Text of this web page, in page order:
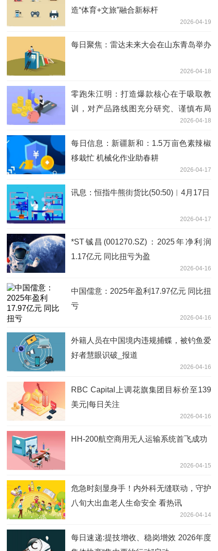
造“体育+文旅”融合新标杆
2026-04-19
每日聚焦：雷达未来大会在山东青岛举办
2026-04-18
零跑朱江明：打造爆款核心在于吸取教
训，对产品路线图充分研究、谨慎布局
2026-04-18
每日信息：新疆新和：1.5万亩色素辣椒
移栽忙 机械化作业助春耕
2026-04-17
讯息：恒指牛熊街货比(50:50)︱4月17日
2026-04-17
*ST铖昌(001270.SZ)：2025年净利润
1.17亿元 同比扭亏为盈
2026-04-16
中国儒意：2025年盈利17.97亿元 同比扭
亏
2026-04-16
外籍人员在中国境内违规捕蝶，被钓鱼爱
好者慧眼识破_报道
2026-04-16
RBC Capital上调花旗集团目标价至139
美元|每日关注
2026-04-16
HH-200航空商用无人运输系统首飞成功
2026-04-15
危急时刻显身手！内外科无缝联动，守护
八旬大出血老人生命安全 看热讯
2026-04-14
每日速递:提技增收、稳岗增效 2026年度